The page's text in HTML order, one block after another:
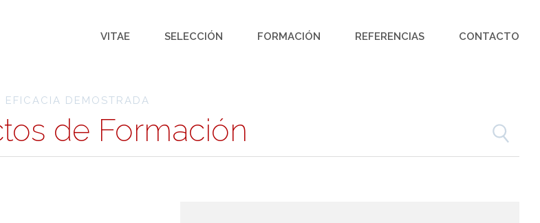
VITAE SELECCIÓN FORMACIÓN REFERENCIAS CONTACTO
EFICACIA DEMOSTRADA
de Formación